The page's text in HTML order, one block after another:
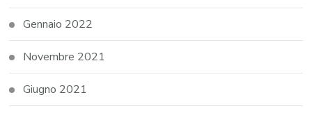
Gennaio 2022
Novembre 2021
Giugno 2021